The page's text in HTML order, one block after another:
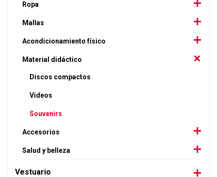
Ropa
Mallas
Acondicionamiento físico
Material didáctico
Discos compactos
Videos
Souvenirs
Accesorios
Salud y belleza
Vestuario